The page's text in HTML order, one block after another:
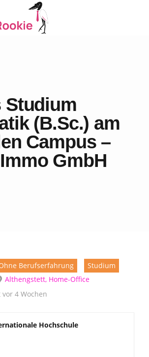
Studium
(B.Sc.) am
Campus –
GmbH
Berufserfahrung
Studium
Althengstett, Home-Office
4 Wochen
Hochschule